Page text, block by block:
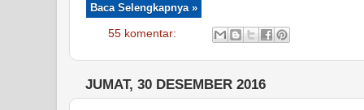
Baca Selengkapnya »
55 komentar:
JUMAT, 30 DESEMBER 2016